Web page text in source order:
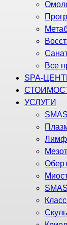
Все
SPA-
УСЛУГИ